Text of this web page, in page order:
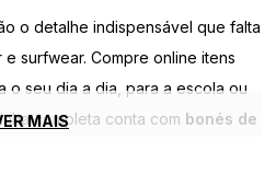
o detalhe indispensável que falta
surfwear. Compre online itens
o seu dia a dia, para a escola ou
completa conta com bonés de
MAIS